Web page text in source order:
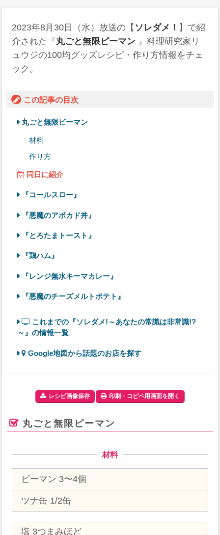
2023年8月30日（水）放送の【 ソレダメ！ 】で紹
介された『丸ごと無限ピーマン 』料理研究家リ
ュウジの100均グッズレシピ・作り方情報をチェ
ック。
この記事の目次
丸ごと無限ピーマン
材料
作り方
同日に紹介
『コールスロー』
『悪魔のアボカド丼』
『とろたまトースト』
『鶏ハム』
『レンジ無水キーマカレー』
『悪魔のチーズメルトポテト』
これまでの『ソレダメ!～あなたの常識は非常識!?
～』の情報一覧
Google地図から話題のお店を探す
レシピ画像保存 印刷・コピペ用画面を開く
丸ごと無限ピーマン
材料
ピーマン 3〜4個
ツナ缶 1/2缶
塩 3つまみほど